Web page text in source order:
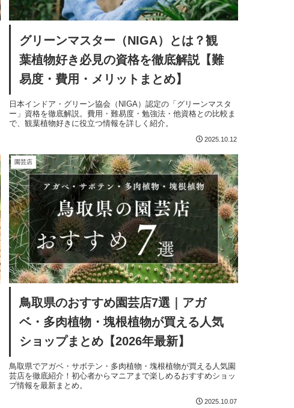
グリーンマスター（NIGA）とは？観
葉植物好き必見の資格を徹底解説【難
易度・費用・メリットまとめ】
日本インドア・グリーン協会（NIGA）認定の「グリーンマスタ
ー」資格を徹底解説。費用・難易度・勉強法・他資格との比較ま
で、観葉植物好きに役立つ情報を詳しく紹介。
2025.10.12
園芸店
鳥取県のおすすめ園芸店7選｜アガ
ベ・多肉植物・塊根植物が買える人気
ショップまとめ【2026年最新】
鳥取県でアガベ・サボテン・多肉植物・塊根植物が買える人気園
芸店を徹底紹介！初心者からマニアまで楽しめるおすすめショッ
プ情報を最新まとめ。
2025.10.07